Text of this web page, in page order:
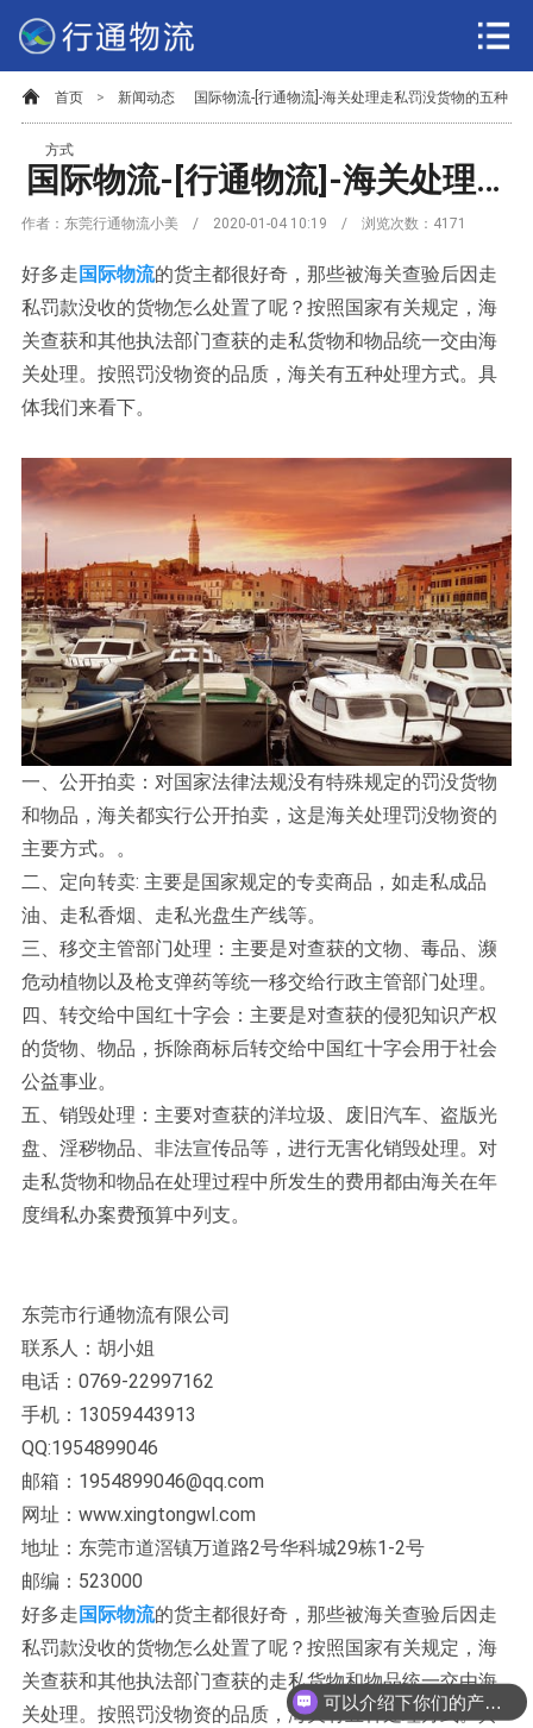
首页 > 新闻动态 国际物流-[行通物流]-海关处理走私罚没货物的五种
方式
国际物流-[行通物流]-海关处理走私罚没货物的五种方式
作者：东莞行通物流小美 / 2020-01-04 10:19 / 浏览次数： 4171
好多走 国际物流的货主都很好奇，那些被海关查验后因走
私罚款没收的货物怎么处置了呢？按照国家有关规定，海
关查获和其他执法部门查获的走私货物和物品统一交由海
关处理。按照罚没物资的品质，海关有五种处理方式。具
体我们来看下。
一、公开拍卖：对国家法律法规没有特殊规定的罚没货物
和物品，海关都实行公开拍卖，这是海关处理罚没物资的
主要方式。。
二、定向转卖: 主要是国家规定的专卖商品，如走私成品
油、走私香烟、走私光盘生产线等。
三、移交主管部门处理：主要是对查获的文物、毒品、濒
危动植物以及枪支弹药等统一移交给行政主管部门处理。
四、转交给中国红十字会：主要是对查获的侵犯知识产权
的货物、物品，拆除商标后转交给中国红十字会用于社会
公益事业。
五、销毁处理：主要对查获的洋垃圾、废旧汽车、盗版光
盘、淫秽物品、非法宣传品等，进行无害化销毁处理。对
走私货物和物品在处理过程中所发生的费用都由海关在年
度缉私办案费预算中列支。
东莞市行通物流有限公司
联系人：胡小姐
电话：0769-22997162
手机：13059443913
QQ:1954899046
邮箱：1954899046@qq.com
网址：www.xingtongwl.com
地址：东莞市道滘镇万道路2号华科城29栋1-2号
邮编：523000
好多走 国际物流的货主都很好奇，那些被海关查验后因走
私罚款没收的货物怎么处置了呢？按照国家有关规定，海
关查获和其他执法部门查获的走私货物和物品统一交由海
关处理。按照罚没物资的品质，海关有五种处理方式。具
可以介绍下你们的产品么？